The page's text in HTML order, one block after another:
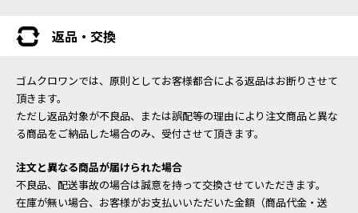
返品・交換
ゴムクロワンでは、原則としてお客様都合による返品はお断りさせて
頂きます。
ただし返品対象が不良品、または誤配等の理由により注文商品と異な
る商品をご納品した場合のみ、受付させて頂きます。
注文と異なる商品が届けられた場合
不良品、配送事故の場合は誠意を持って交換させていただきます。
在庫が無い場合、お客様がお支払いいただいた金額（商品代金・送